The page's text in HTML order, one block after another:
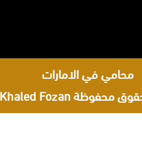
محامي في الامارات
Fozan